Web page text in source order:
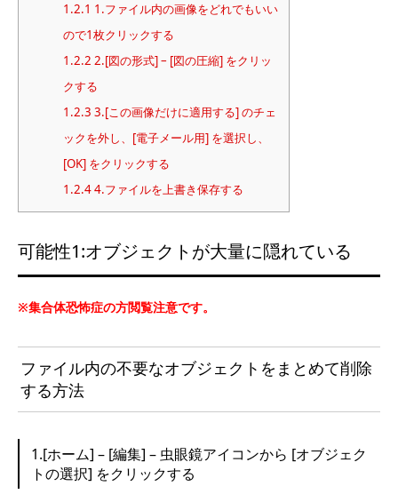
1.2.1 1.ファイル内の画像をどれでもいい
ので1枚クリックする
1.2.2 2.[図の形式] – [図の圧縮] をクリッ
クする
1.2.3 3.[この画像だけに適用する] のチェ
ックを外し、[電子メール用] を選択し、
[OK] をクリックする
1.2.44.ファイルを上書き保存する
可能性1:オブジェクトが大量に隠れている
※集合体恐怖症の方閲覧注意です。
ファイル内の不要なオブジェクトをまとめて削除
する方法
1.[ホーム] – [編集] – 虫眼鏡アイコンから [オブジェク
トの選択] をクリックする